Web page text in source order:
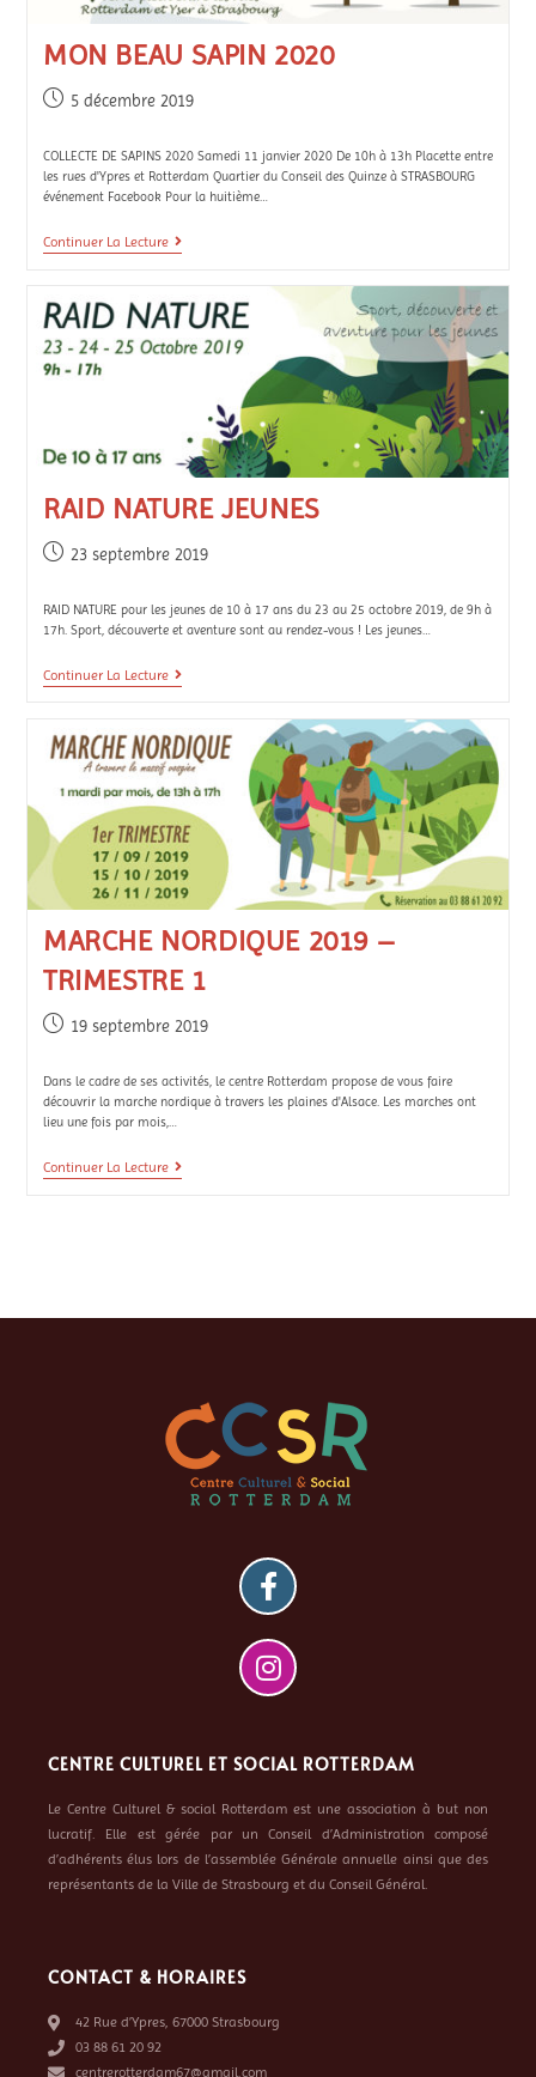
MON BEAU SAPIN 2020
5 décembre 2019
COLLECTE DE SAPINS 2020 Samedi 11 janvier 2020 De 10h à 13h Placette entre
les rues d'Ypres et Rotterdam Quartier du Conseil des Quinze à STRASBOURG
événement Facebook Pour la huitième…
Continuer La Lecture
RAID NATURE JEUNES
23 septembre 2019
RAID NATURE pour les jeunes de 10 à 17 ans du 23 au 25 octobre 2019, de 9h à
17h. Sport, découverte et aventure sont au rendez-vous ! Les jeunes…
Continuer La Lecture
MARCHE NORDIQUE 2019 –
TRIMESTRE 1
19 septembre 2019
Dans le cadre de ses activités, le centre Rotterdam propose de vous faire
découvrir la marche nordique à travers les plaines d'Alsace. Les marches ont
lieu une fois par mois,…
Continuer La Lecture
CENTRE CULTUREL ET SOCIAL ROTTERDAM
Le Centre Culturel & social Rotterdam est une association à but non
lucratif. Elle est gérée par un Conseil d’Administration composé
d’adhérents élus lors de l’assemblée Générale annuelle ainsi que des
représentants de la Ville de Strasbourg et du Conseil Général.
CONTACT & HORAIRES
42 Rue d’Ypres, 67000 Strasbourg
03 88 61 20 92
centrerotterdam67@gmail.com